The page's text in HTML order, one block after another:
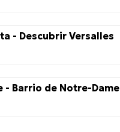
- Descubrir Versalles
- Barrio de Notre-Dame